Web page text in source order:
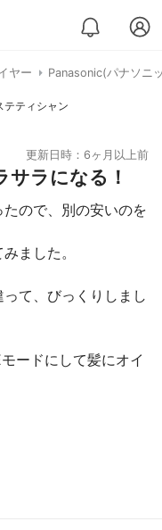
ヤー Panasonic(パナソニ
テティシャン
更新日時：6ヶ月以上前
サラになる！
ので、別の安いのを
ました。
て、びっくりしまし
ードにして髪にオイ